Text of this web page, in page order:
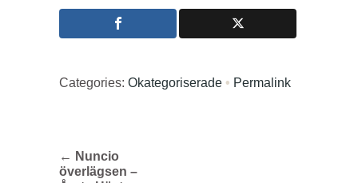
Categories: Okategoriserade • Permalink
← Nuncio
överlägsen –